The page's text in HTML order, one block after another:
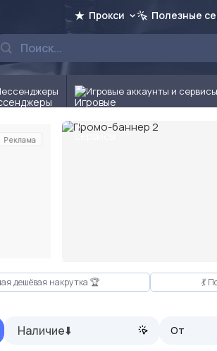
Прокси Полезные
Игровые аккаунты и сервисы
Реклама
дешёвая накрутка 🏆 💃
Наличие⬇️ От